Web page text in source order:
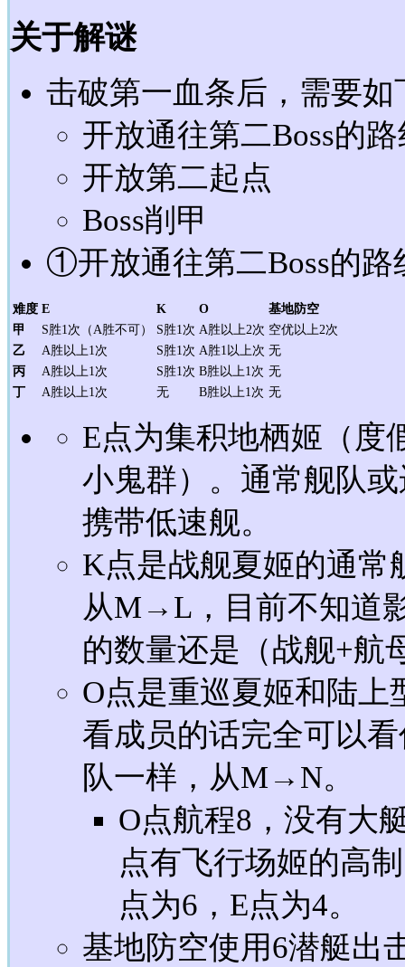
关于解谜
击破第一血条后，需要如
开放通往第二Boss的
开放第二起点
Boss削甲
①开放通往第二Boss的路
难度 E K O
基地防空
甲
S胜1次（A胜不可） S胜1次 A胜以上2次 空优以上2次
乙
A胜以上1次 S胜1次 A胜1以上次 无
丙
A胜以上1次 S胜1次 B胜以上1次 无
丁
A胜以上1次 无 B胜以上1次 无
E点为集积地栖姬（度
小鬼群）。通常舰队
携带低速舰。
K点是战舰夏姬的通常
从M→L，目前不知道
的数量还是（战舰+航
O点是重巡夏姬和陆上
看成员的话完全可以
队一样，从M→N。
O点航程8，没有大
点有飞行场姬的高
点为6，E点为4。
基地防空使用6潜艇出